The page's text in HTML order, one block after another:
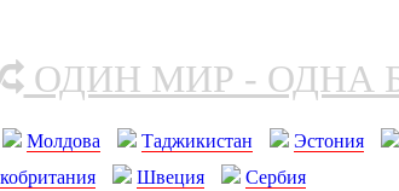
ОДИН МИР - ОДНА
Молдова Таджикистан Эстония
Швеция Сербия